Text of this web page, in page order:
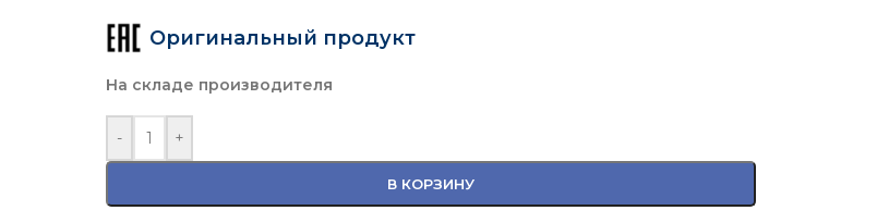
Оригинальный продукт
На складе производителя
- +
В КОРЗИНУ